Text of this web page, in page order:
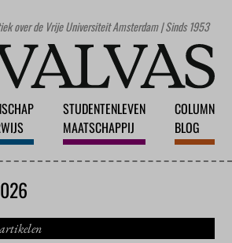
over de Vrije Universiteit Amsterdam | Sinds 1953
STUDENTENLEVEN
MAATSCHAPPIJ
COLUMN
BLOG